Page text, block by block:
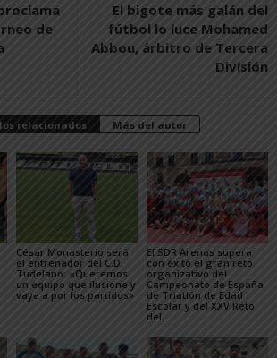
de
El bigote más galán del
fútbol lo luce Mohamed
Abbou, árbitro de Tercera
División
relacionados Más del autor
César Monasterio será
el entrenador del C.D.
Tudelano: «Queremos
un equipo que ilusione y
vaya a por los partidos»
El SDR Arenas supera
con éxito el gran reto
organizativo del
Campeonato de España
de Triatlón de Edad
Escolar y del XXV Reto
del...